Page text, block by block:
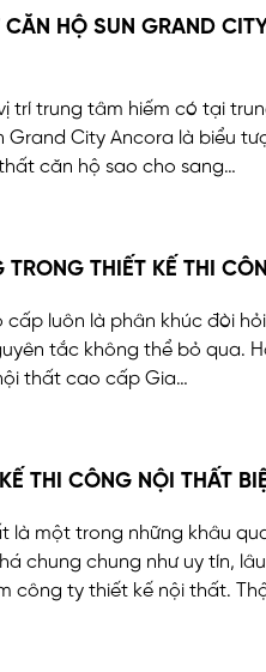
HỘ SUN GRAND
trí trung tâm hiếm có tại
Grand City Ancora là biểu
căn hộ sao cho sang…
TRONG THIẾT KẾ THI
cấp luôn là phân khúc đòi
tắc không thể bỏ qua.
thất cao cấp Gia…
THI CÔNG NỘI THẤT
là một trong những khâu
chung chung như uy tín,
công ty thiết kế nội thất.